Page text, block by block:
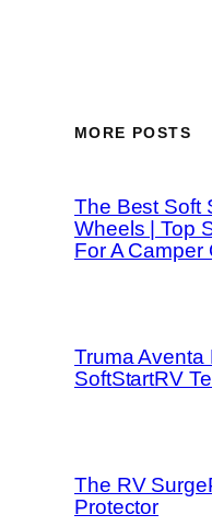
MORE POSTS
The Best Soft
Wheels | Top
For A Camper
Truma Aventa
SoftStartRV
The RV
Protector